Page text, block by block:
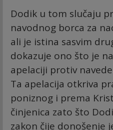
Dodik u tom slučaju
navodnog borca za
ali je istina sasvim
dokazuje ono što je
apelaciji protiv
Ta apelacija otkriva
poniznog i prema
činjenica zato što
zakon čije donošenje